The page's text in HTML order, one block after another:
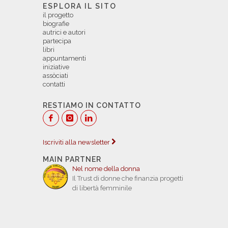
ESPLORA IL SITO
il progetto
biografie
autrici e autori
partecipa
libri
appuntamenti
iniziative
assòciati
contatti
RESTIAMO IN CONTATTO
Iscriviti alla newsletter
MAIN PARTNER
Nel nome della donna
Il Trust di donne che finanzia progetti
di libertà femminile